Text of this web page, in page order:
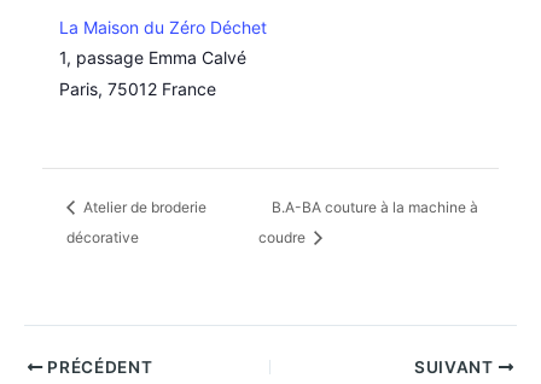
La Maison du Zéro Déchet
1, passage Emma Calvé
Paris, 75012 France
Atelier de broderie
décorative
B.A-BA couture à la machine à
coudre
PRÉCÉDENT SUIVANT